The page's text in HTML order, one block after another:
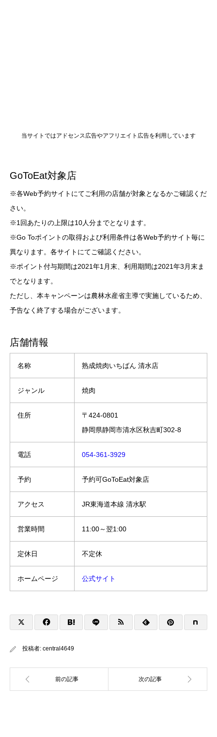
当サイトではアドセンス広告やアフリエイト広告を利用しています
GoToEat対象店
※各Web予約サイトにてご利用の店舗が対象となるかご確認くだ
さい。
※1回あたりの上限は10人分までとなります。
※Go Toポイントの取得および利用条件は各Web予約サイト毎に
異なります。各サイトにてご確認ください。
※ポイント付与期間は2021年1月末、利用期間は2021年3月末ま
でとなります。
ただし、本キャンペーンは農林水産省主導で実施しているため、
予告なく終了する場合がございます。
店舗情報
名称 熟成焼肉いちばん 清水店
ジャンル 焼肉
住所
〒424-0801
静岡県静岡市清水区秋吉町302-8
電話 054-361-3929
予約 予約可GoToEat対象店
アクセス JR東海道本線 清水駅
営業時間 11:00～翌1:00
定休日 不定休
ホームページ 公式サイト
投稿者: central4649